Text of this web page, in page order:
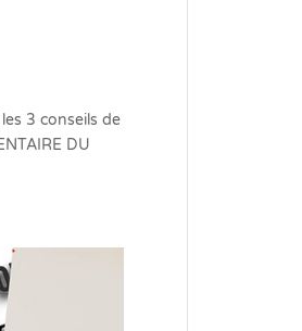
3 conseils de
DU